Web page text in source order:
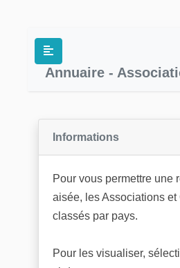
Annuaire -
Informations
Pour vous permettre une
aisée, les Associations et
classés par pays.
Pour les visualiser,